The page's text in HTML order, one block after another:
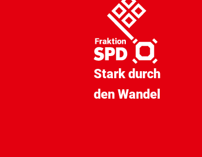
Stark durch
den Wandel